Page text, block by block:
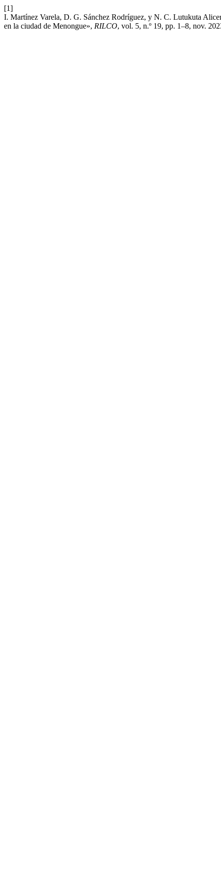
[1]
I. Martínez Varela, D. G. Sánchez Rodríguez, y N. C. Lutukuta
en la ciudad de Menongue», RILCO, vol. 5, n.º 19, pp. 1–8, nov.